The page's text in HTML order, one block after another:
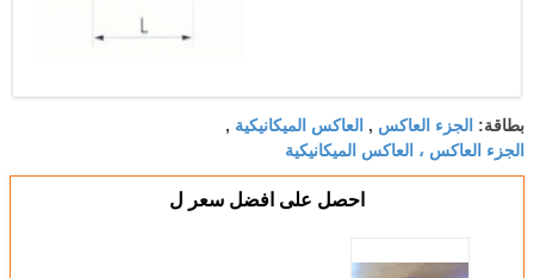
بطاقة: الجزء العاكس , العاكس الميكانيكية ,
الجزء العاكس ، العاكس الميكانيكية
احصل على افضل سعر ل